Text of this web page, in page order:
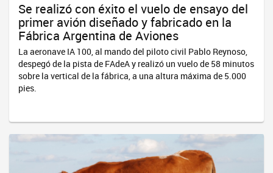
Se realizó con éxito el vuelo de ensayo del
primer avión diseñado y fabricado en la
Fábrica Argentina de Aviones
La aeronave IA 100, al mando del piloto civil Pablo Reynoso,
despegó de la pista de FAdeA y realizó un vuelo de 58 minutos
sobre la vertical de la fábrica, a una altura máxima de 5.000
pies.